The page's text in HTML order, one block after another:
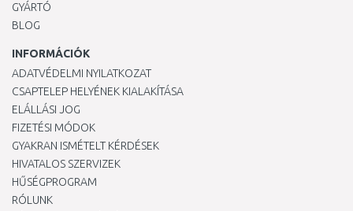
GYÁRTÓ
BLOG
INFORMÁCIÓK
ADATVÉDELMI NYILATKOZAT
CSAPTELEP HELYÉNEK KIALAKÍTÁSA
ELÁLLÁSI JOG
FIZETÉSI MÓDOK
GYAKRAN ISMÉTELT KÉRDÉSEK
HIVATALOS SZERVIZEK
HŰSÉGPROGRAM
RÓLUNK